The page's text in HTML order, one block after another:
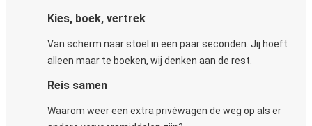
Kies, boek, vertrek
Van scherm naar stoel in een paar seconden. Jij hoeft
alleen maar te boeken, wij denken aan de rest.
Reis samen
Waarom weer een extra privéwagen de weg op als er